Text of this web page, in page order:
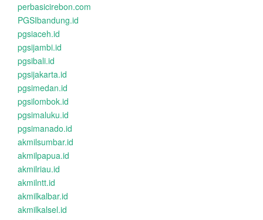
perbasicirebon.com
PGSIbandung.id
pgsiaceh.id
pgsijambi.id
pgsibali.id
pgsijakarta.id
pgsimedan.id
pgsilombok.id
pgsimaluku.id
pgsimanado.id
akmilsumbar.id
akmilpapua.id
akmilriau.id
akmilntt.id
akmilkalbar.id
akmilkalsel.id